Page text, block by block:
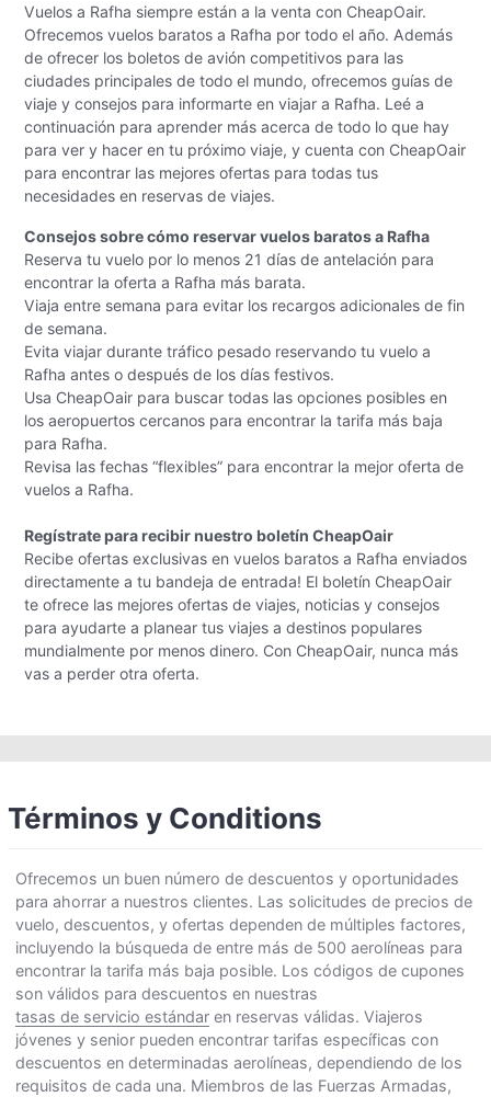
Vuelos a Rafha siempre están a la venta con CheapOair.
Ofrecemos vuelos baratos a Rafha por todo el año. Además
de ofrecer los boletos de avión competitivos para las
ciudades principales de todo el mundo, ofrecemos guías de
viaje y consejos para informarte en viajar a Rafha. Leé a
continuación para aprender más acerca de todo lo que hay
para ver y hacer en tu próximo viaje, y cuenta con CheapOair
para encontrar las mejores ofertas para todas tus
necesidades en reservas de viajes.
Consejos sobre cómo reservar vuelos baratos a Rafha
Reserva tu vuelo por lo menos 21 días de antelación para
encontrar la oferta a Rafha más barata.
Viaja entre semana para evitar los recargos adicionales de fin
de semana.
Evita viajar durante tráfico pesado reservando tu vuelo a
Rafha antes o después de los días festivos.
Usa CheapOair para buscar todas las opciones posibles en
los aeropuertos cercanos para encontrar la tarifa más baja
para Rafha.
Revisa las fechas “flexibles” para encontrar la mejor oferta de
vuelos a Rafha.
Regístrate para recibir nuestro boletín CheapOair
Recibe ofertas exclusivas en vuelos baratos a Rafha enviados
directamente a tu bandeja de entrada! El boletín CheapOair
te ofrece las mejores ofertas de viajes, noticias y consejos
para ayudarte a planear tus viajes a destinos populares
mundialmente por menos dinero. Con CheapOair, nunca más
vas a perder otra oferta.
Términos y Conditions
Ofrecemos un buen número de descuentos y oportunidades
para ahorrar a nuestros clientes. Las solicitudes de precios de
vuelo, descuentos, y ofertas dependen de múltiples factores,
incluyendo la búsqueda de entre más de 500 aerolíneas para
encontrar la tarifa más baja posible. Los códigos de cupones
son válidos para descuentos en nuestras
tasas de servicio estándar en reservas válidas. Viajeros
jóvenes y senior pueden encontrar tarifas específicas con
descuentos en determinadas aerolíneas, dependiendo de los
requisitos de cada una. Miembros de las Fuerzas Armadas,